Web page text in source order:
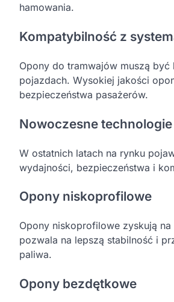
hamowania.
Kompatybilność z
Opony do tramwajów muszą
pojazdach. Wysokiej jakości
bezpieczeństwa pasażerów.
Nowoczesne
W ostatnich latach na rynku
wydajności, bezpieczeństwa i
Opony niskoprofilowe
Opony niskoprofilowe zyskują
pozwala na lepszą stabilność i
paliwa.
Opony bezdętkowe